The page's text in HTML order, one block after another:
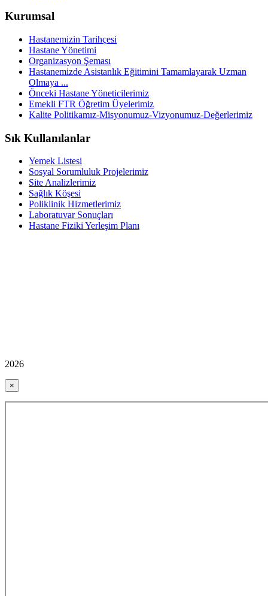
Kurumsal
Hastanemizin Tarihçesi
Hastane Yönetimi
Organizasyon Şeması
Hastanemizde Asistanlık Eğitimini Tamamlayarak Uzman
Olmaya ...
Önceki Hastane Yöneticilerimiz
Emekli FTR Öğretim Üyelerimiz
Kalite Politikamız-Misyonumuz-Vizyonumuz-Değerlerimiz
Sık Kullanılanlar
Yemek Listesi
Sosyal Sorumluluk Projelerimiz
Site Analizlerimiz
Sağlık Köşesi
Poliklinik Hizmetlerimiz
Laboratuvar Sonuçları
Hastane Fiziki Yerleşim Planı
2026
×